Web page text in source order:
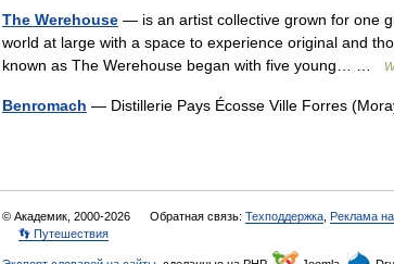
The Werehouse — is an artist collective grown for one
world at large with a space to experience original and
known as The Werehouse began with five young… …
Benromach — Distillerie Pays Écosse Ville Forres
© Академик, 2000-2026 Обратная связь: Техподдержка Реклама
👣 Путешествия